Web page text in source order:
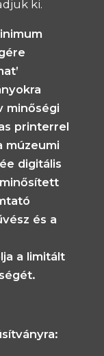
ki.
minőségi
printerrel
múzeumi
digitális
és a
a limitált